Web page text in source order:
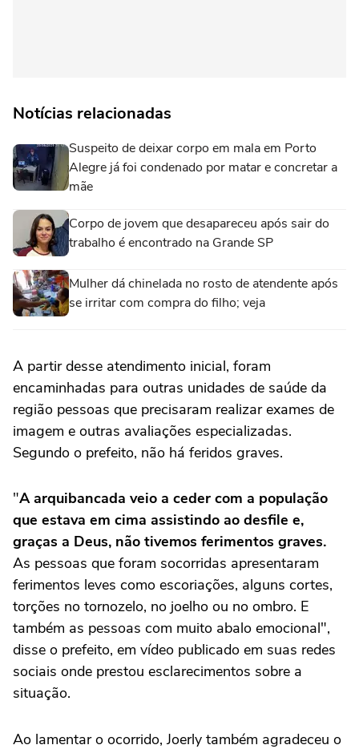
Notícias relacionadas
Suspeito de deixar corpo em mala em Porto
Alegre já foi condenado por matar e concretar a
mãe
Corpo de jovem que desapareceu após sair do
trabalho é encontrado na Grande SP
Mulher dá chinelada no rosto de atendente após
se irritar com compra do filho; veja
A partir desse atendimento inicial, foram
encaminhadas para outras unidades de saúde da
região pessoas que precisaram realizar exames de
imagem e outras avaliações especializadas.
Segundo o prefeito, não há feridos graves.
"A arquibancada veio a ceder com a população
que estava em cima assistindo ao desfile e,
graças a Deus, não tivemos ferimentos graves.
As pessoas que foram socorridas apresentaram
ferimentos leves como escoriações, alguns cortes,
torções no tornozelo, no joelho ou no ombro. E
também as pessoas com muito abalo emocional",
disse o prefeito, em vídeo publicado em suas redes
sociais onde prestou esclarecimentos sobre a
situação.
Ao lamentar o ocorrido, Joerly também agradeceu o